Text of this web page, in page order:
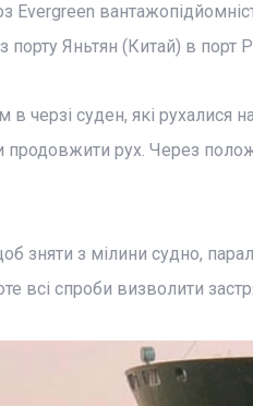
Яньтян (Китай) в порт
черзі суден, які рухалися
рух. Через
зняти з мілини судно,
всі спроби визволити